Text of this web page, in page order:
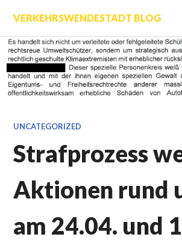
Inhalt
springen
VERKEHRSWENDESTADT BLOG
UNCATEGORIZED
Strafprozess
Aktionen rund
am 24.04. und